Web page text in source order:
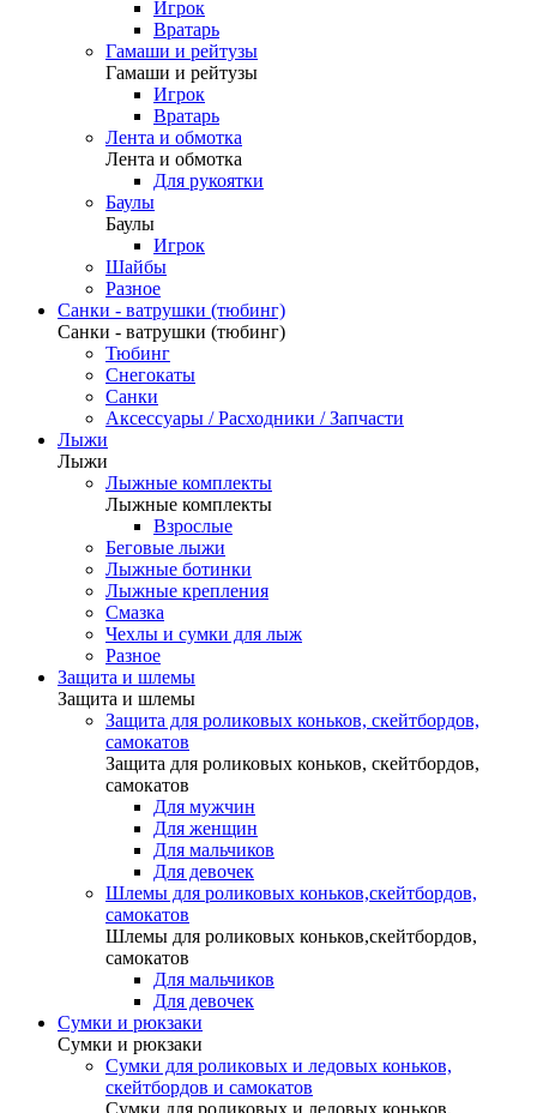
Игрок
Вратарь
Гамаши и рейтузы
Гамаши и рейтузы
Игрок
Вратарь
Лента и обмотка
Лента и обмотка
Для рукоятки
Баулы
Баулы
Игрок
Шайбы
Разное
Санки - ватрушки (тюбинг)
Санки - ватрушки (тюбинг)
Тюбинг
Снегокаты
Санки
Аксессуары / Расходники / Запчасти
Лыжи
Лыжи
Лыжные комплекты
Лыжные комплекты
Взрослые
Беговые лыжи
Лыжные ботинки
Лыжные крепления
Смазка
Чехлы и сумки для лыж
Разное
Защита и шлемы
Защита и шлемы
Защита для роликовых коньков, скейтбордов,
самокатов
Защита для роликовых коньков, скейтбордов,
самокатов
Для мужчин
Для женщин
Для мальчиков
Для девочек
Шлемы для роликовых коньков,скейтбордов,
самокатов
Шлемы для роликовых коньков,скейтбордов,
самокатов
Для мальчиков
Для девочек
Сумки и рюкзаки
Сумки и рюкзаки
Сумки для роликовых и ледовых коньков,
скейтбордов и самокатов
Сумки для роликовых и ледовых коньков,